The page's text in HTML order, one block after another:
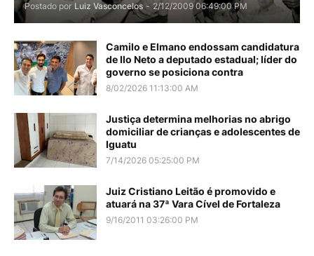
Postado por Luiz Vasconcelos - 2/12/2009 06:49:00 PM
Camilo e Elmano endossam candidatura
de Ilo Neto a deputado estadual; líder do
governo se posiciona contra
8/02/2026 11:13:00 AM
Justiça determina melhorias no abrigo
domiciliar de crianças e adolescentes de
Iguatu
7/14/2026 05:25:00 PM
Juiz Cristiano Leitão é promovido e
atuará na 37ª Vara Cível de Fortaleza
9/16/2011 03:26:00 PM